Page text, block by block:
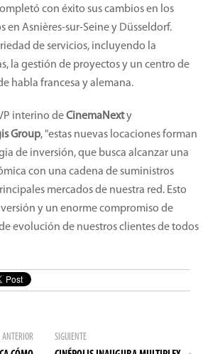
con éxito sus cambios en los
en Asnières-sur-Seine y Düsseldorf.
de servicios, incluyendo la
la gestión de proyectos y un centro de
habla francesa y alemana.
interino deCinemaNexty
Group, "estas nuevas locaciones forman
de inversión, que busca alcanzar una
con una cadena de suministros
mercados de nuestra red. Esto
y un enorme compromiso de
evolución de nuestros clientes de todos
ANTERIOR SIGUIENTE